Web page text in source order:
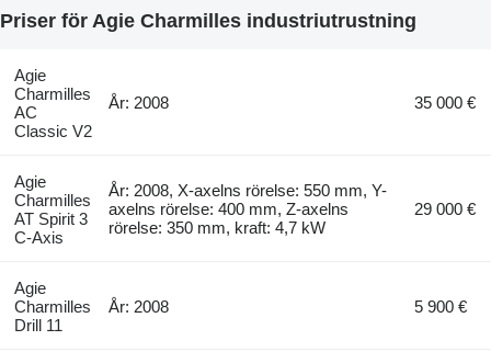
Priser för Agie Charmilles industriutrustning
Agie
Charmilles
AC
Classic V2
År: 2008 35 000 €
Agie
Charmilles
AT Spirit 3
C-Axis
År: 2008, X-axelns rörelse: 550 mm, Y-
axelns rörelse: 400 mm, Z-axelns
rörelse: 350 mm, kraft: 4,7 kW
29 000 €
Agie
Charmilles
Drill 11
År: 2008 5 900 €